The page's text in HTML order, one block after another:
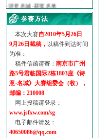
【诗意·名城】地铁展示作...
·诗意名城·地铁时间
·地铁完美呈现【诗意·名城...
参赛作品多达5000多首
“诗意·名城”晒诗会
特别通知--致广大诗词爱好...
本次大赛自2010年5月26日—
9月26日截稿， 以稿件到达时间
为准：
稿件信函请寄： 南京市广州
路5号君临国际2栋1803座《诗
意·名城》大赛组委会（收），
邮编：210008
网上投稿请登录：
www.jsfxw.com/sg
电子邮件请发：
40650086@qq.com